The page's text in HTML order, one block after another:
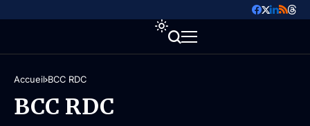
Accueil BCC RDC
BCC RDC